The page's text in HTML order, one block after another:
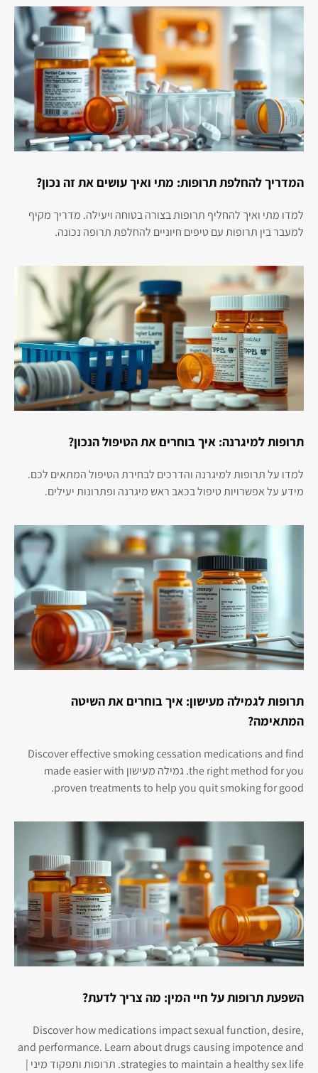
המדריך להחלפת תרופות: מתי ואיך עושים את זה נכון?
למדו מתי ואיך להחליף תרופות בצורה בטוחה ויעילה. מדריך מקיף
למעבר בין תרופות עם טיפים חיוניים להחלפת תרופה נכונה.
תרופות למיגרנה: איך בוחרים את הטיפול הנכון?
למדו על תרופות למיגרנה והדרכים לבחירת הטיפול המתאים לכם.
מידע על אפשרויות טיפול בכאב ראש מיגרנה ופתרונות יעילים.
תרופות לגמילה מעישון: איך בוחרים את השיטה
המתאימה?
Discover effective smoking cessation medications and find
the right method for you. גמילה מעישון made easier with
proven treatments to help you quit smoking for good.
השפעת תרופות על חיי המין: מה צריך לדעת?
Discover how medications impact sexual function, desire,
and performance. Learn about drugs causing impotence and
strategies to maintain a healthy sex life. תרופות ותפקוד מיני |